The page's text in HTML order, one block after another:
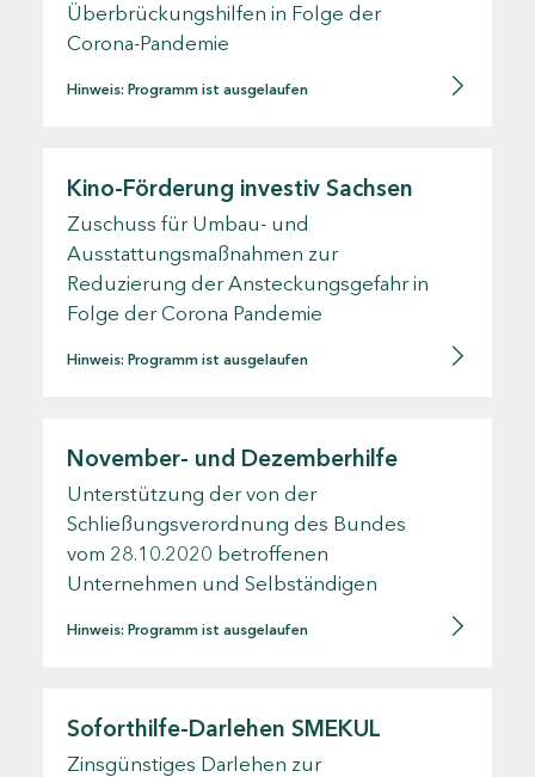
Überbrückungshilfen in Folge der
Corona-Pandemie
Hinweis: Programm ist ausgelaufen
Kino-Förderung investiv Sachsen
Zuschuss für Umbau- und
Ausstattungsmaßnahmen zur
Reduzierung der Ansteckungsgefahr in
Folge der Corona Pandemie
Hinweis: Programm ist ausgelaufen
November- und Dezemberhilfe
Unterstützung der von der
Schließungsverordnung des Bundes
vom 28.10.2020 betroffenen
Unternehmen und Selbständigen
Hinweis: Programm ist ausgelaufen
Soforthilfe-Darlehen SMEKUL
Zinsgünstiges Darlehen zur